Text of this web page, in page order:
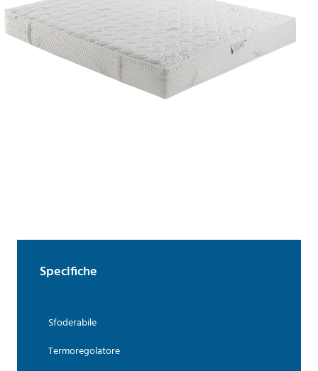
Specifiche
Sfoderabile
Termoregolatore